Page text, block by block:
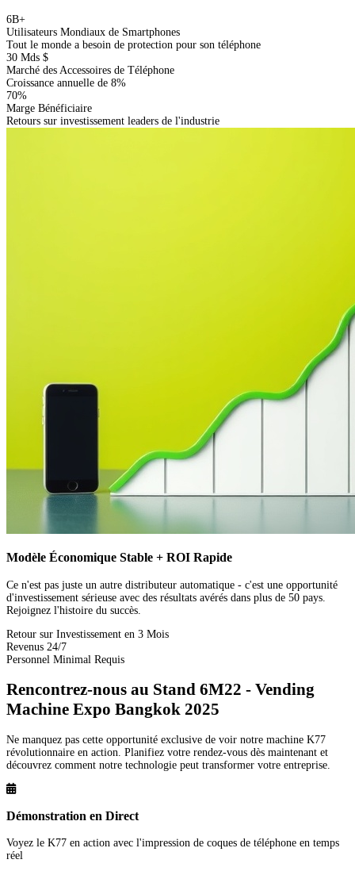
6B+
Utilisateurs Mondiaux de Smartphones
Tout le monde a besoin de protection pour son téléphone
30 Mds $
Marché des Accessoires de Téléphone
Croissance annuelle de 8%
70%
Marge Bénéficiaire
Retours sur investissement leaders de l'industrie
Modèle Économique Stable + ROI Rapide
Ce n'est pas juste un autre distributeur automatique - c'est une opportunité
d'investissement sérieuse avec des résultats avérés dans plus de 50 pays.
Rejoignez l'histoire du succès.
Retour sur Investissement en 3 Mois
Revenus 24/7
Personnel Minimal Requis
Rencontrez-nous au Stand 6M22 - Vending
Machine Expo Bangkok 2025
Ne manquez pas cette opportunité exclusive de voir notre machine K77
révolutionnaire en action. Planifiez votre rendez-vous dès maintenant et
découvrez comment notre technologie peut transformer votre entreprise.
Démonstration en Direct
Voyez le K77 en action avec l'impression de coques de téléphone en temps
réel